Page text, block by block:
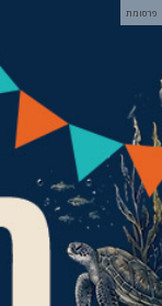
פרסומת